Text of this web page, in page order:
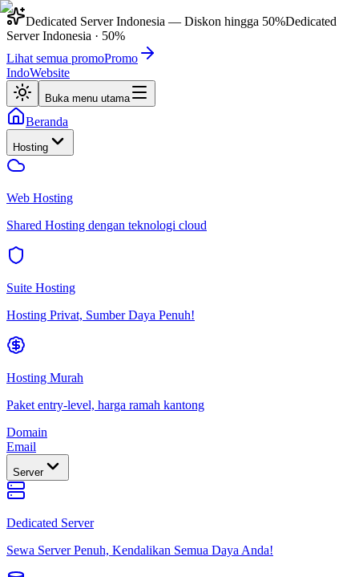
Dedicated Server Indonesia — Diskon hingga 50%Dedicated
Server Indonesia · 50%
Lihat semua promoPromo
IndoWebsite
Buka menu utama
Beranda
Hosting
Web Hosting
Shared Hosting dengan teknologi cloud
Suite Hosting
Hosting Privat, Sumber Daya Penuh!
Hosting Murah
Paket entry-level, harga ramah kantong
Domain
Email
Server
Dedicated Server
Sewa Server Penuh, Kendalikan Semua Daya Anda!